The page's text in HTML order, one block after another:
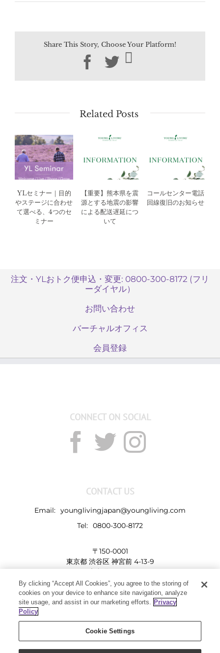
Share This Story, Choose Your Platform!
Facebook
Twitter
Related Posts
YLセミナー｜目的
やステージに合わせ
て選べる、4つのセ
ミナー
【重要】熊本県を震
源とする地震の影響
による配送遅延につ
いて
コールセンター電話
回線復旧のお知らせ
注文・YLおトク便申込・変更: 0800-300-8172 (フリ
ーダイヤル）
お問い合わせ
バーチャルオフィス
会員登録
CONNECT ON SOCIAL
CONTACT US
Email: younglivingjapan@youngliving.com
Tel: 0800-300-8172
〒150-0001
東京都 渋谷区 神宮前 4-13-9
By clicking “Accept All Cookies”, you agree to the storing of
cookies on your device to enhance site navigation, analyze
site usage, and assist in our marketing efforts. Privacy
Policy
Cookie Settings